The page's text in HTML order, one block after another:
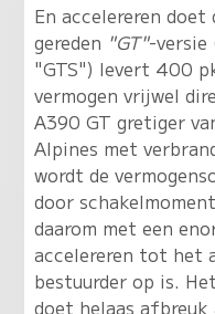
En accelereren
gereden "GT"-versie
"GTS") levert 400
vermogen vrijwel
A390 GT gretiger
Alpines met
wordt de
door
daarom met een
accelereren tot het
bestuurder op is.
doet helaas afbreuk